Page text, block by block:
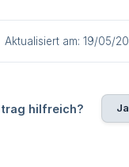
Aktualisiert am: 19/05/
hilfreich? Ja